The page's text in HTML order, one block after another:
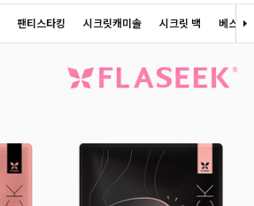
팬티스타킹 시크릿캐미솔 시크릿 백 베스트